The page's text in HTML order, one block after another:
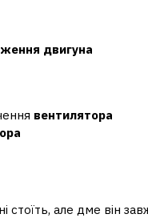
двигуна
вентилятора
але дме він